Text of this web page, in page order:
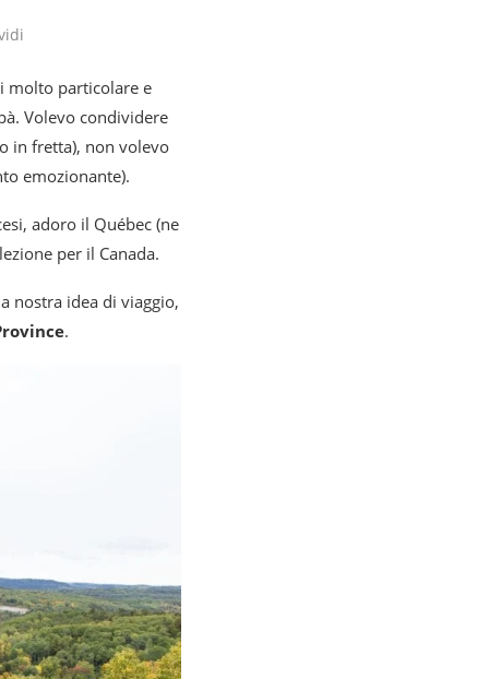
molto particolare e
Volevo condividere
in fretta), non volevo
emozionante).
adoro il Québec (ne
per il Canada.
nostra idea di viaggio,
.